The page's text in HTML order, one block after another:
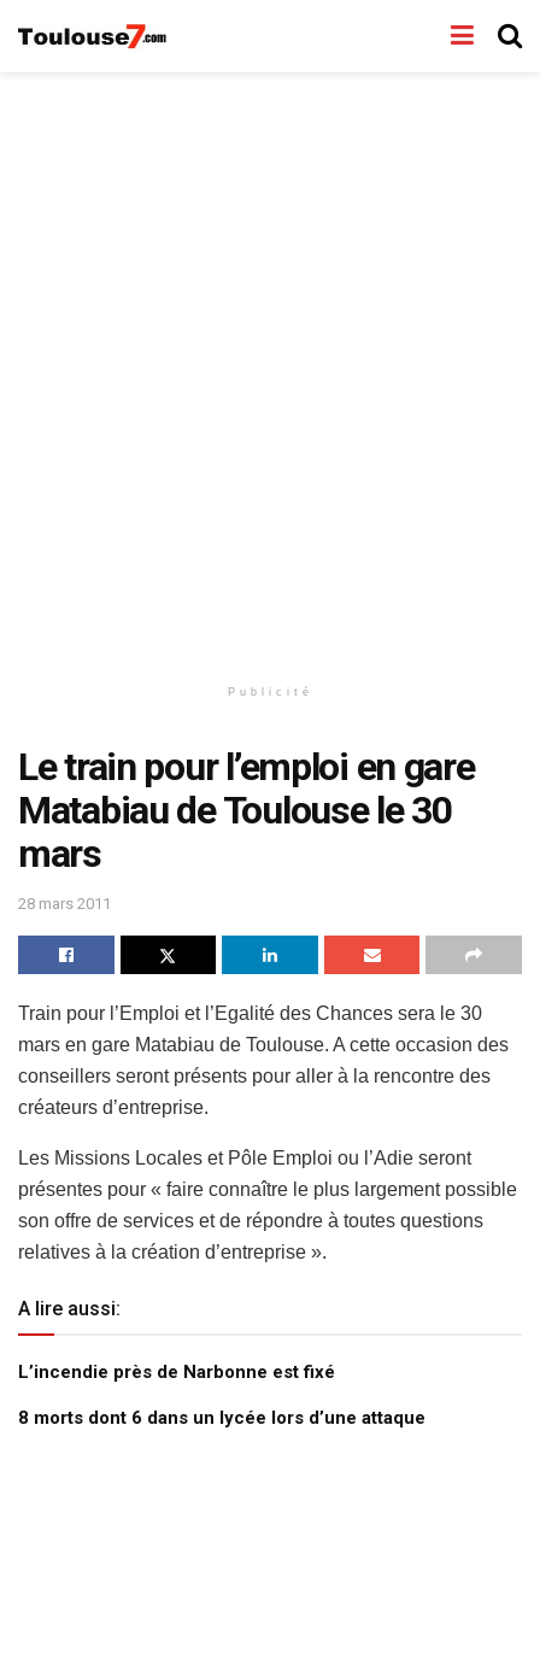
Publicité
Le train pour l’emploi en gare
Matabiau de Toulouse le 30
mars
28 mars 2011
Train pour l’Emploi et l’Egalité des Chances sera le 30
mars en gare Matabiau de Toulouse. A cette occasion des
conseillers seront présents pour aller à la rencontre des
créateurs d’entreprise.
Les Missions Locales et Pôle Emploi ou l’Adie seront
présentes pour « faire connaître le plus largement possible
son offre de services et de répondre à toutes questions
relatives à la création d’entreprise ».
A lire aussi:
L’incendie près de Narbonne est fixé
8 morts dont 6 dans un lycée lors d’une attaque